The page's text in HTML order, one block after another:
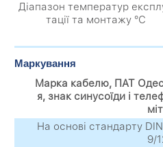
Діапазон температур
тації та монтажу °С
Маркування
Марка кабелю, ПАТ
я, знак синусоїди і
На основі стандарту
9/